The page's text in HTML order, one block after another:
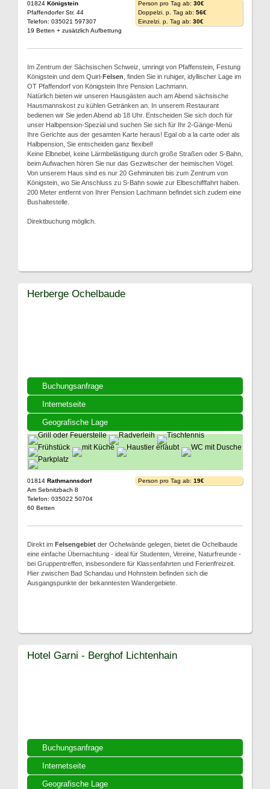
01824 Königstein
Pfaffendorfer Str. 44
Telefon: 035021 597307
19 Betten + zusätzlich Aufbettung
Person pro Tag ab: 30€
Doppelzi. p. Tag ab: 56€
Einzelzi. p. Tag ab: 30€
Im Zentrum der Sächsischen Schweiz, umringt von Pfaffenstein, Festung
Königstein und dem Quirl-Felsen , finden Sie in ruhiger, idyllischer Lage im
OT Pfaffendorf von Königstein Ihre Pension Lachmann.
Natürlich bieten wir unseren Hausgästen auch am Abend sächsische
Hausmannskost zu kühlen Getränken an. In unserem Restaurant
bedienen wir Sie jeden Abend ab 18 Uhr. Entscheiden Sie sich doch für
unser Halbpension-Spezial und suchen Sie sich für Ihr 2-Gänge-Menü
Ihre Gerichte aus der gesamten Karte heraus! Egal ob a la carte oder als
Halbpension, Sie entscheiden ganz flexibel!
Keine Elbnebel, keine Lärmbelästigung durch große Straßen oder S-Bahn,
beim Aufwachen hören Sie nur das Gezwitscher der heimischen Vögel.
Von unserem Haus sind es nur 20 Gehminuten bis zum Zentrum von
Königstein, wo Sie Anschluss zu S-Bahn sowie zur Elbeschifffahrt haben.
200 Meter entfernt von Ihrer Pension Lachmann befindet sich zudem eine
Bushaltestelle.
Direktbuchung möglich.
Buchungsanfrage
Internetseite
Geografische Lage
Herberge Ochelbaude
01814 Rathmannsdorf
Am Sebnitzbach 8
Telefon: 035022 50704
60 Betten
Person pro Tag ab: 19€
Direkt im Felsengebiet der Ochelwände gelegen, bietet die Ochelbaude
eine einfache Übernachtung - ideal für Studenten, Vereine, Naturfreunde -
bei Gruppentreffen, insbesondere für Klassenfahrten und Ferienfreizeit.
Hier zwischen Bad Schandau und Hohnstein befinden sich die
Ausgangspunkte der bekanntesten Wandergebiete.
Buchungsanfrage
Internetseite
Geografische Lage
Hotel Garni - Berghof Lichtenhain